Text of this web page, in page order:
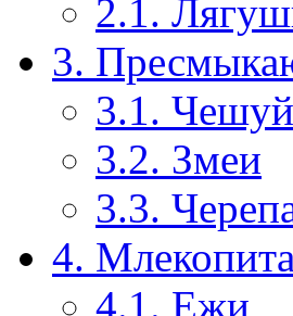
2.1.
3.
3.1.
3.2. Змеи
3.3.
4.
4.1. Ежи